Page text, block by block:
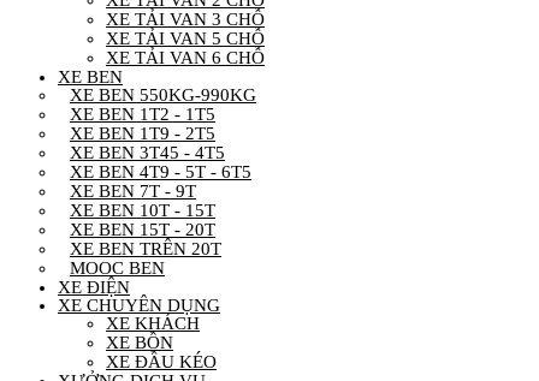
XE TẢI VAN 3 CHỖ
XE TẢI VAN 5 CHỖ
XE TẢI VAN 6 CHỖ
XE BEN
XE BEN 550KG-990KG
XE BEN 1T2 - 1T5
XE BEN 1T9 - 2T5
XE BEN 3T45 - 4T5
XE BEN 4T9 - 5T - 6T5
XE BEN 7T - 9T
XE BEN 10T - 15T
XE BEN 15T - 20T
XE BEN TRÊN 20T
MOOC BEN
XE ĐIỆN
XE CHUYÊN DỤNG
XE KHÁCH
XE BỒN
XE ĐẦU KÉO